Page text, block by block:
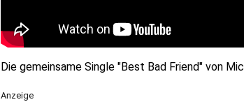
Die gemeinsame Single "Best Bad Friend" von
Anzeige